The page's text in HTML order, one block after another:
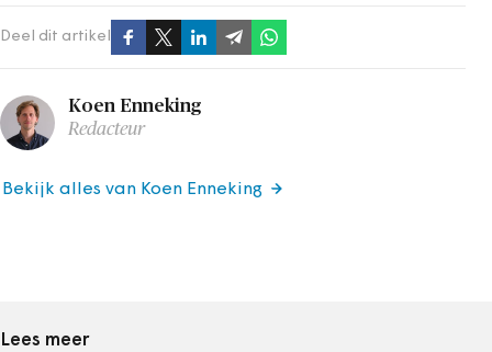
Deel dit artikel
Koen Enneking
Redacteur
Bekijk alles van Koen Enneking
Lees meer